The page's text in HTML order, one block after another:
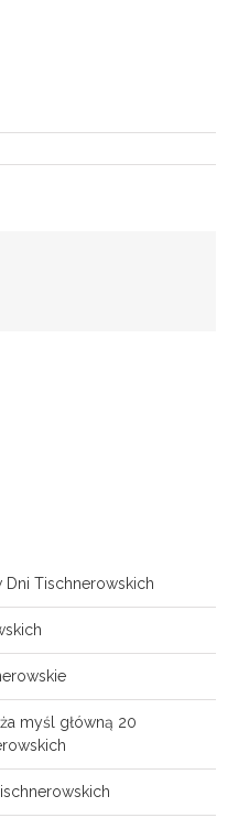
Dni Tischnerowskich
myśl główną 20